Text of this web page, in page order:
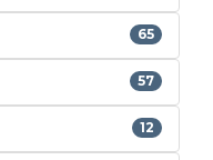
65
57
12